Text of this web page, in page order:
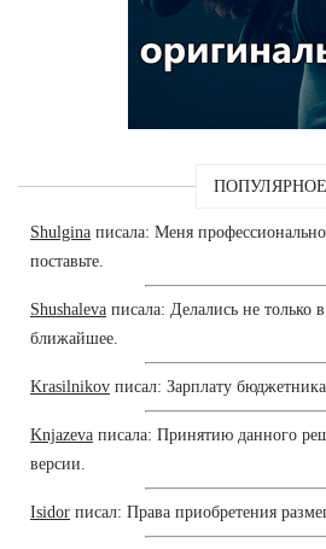
ПОПУЛЯРНОЕ
Shulgina писала: Меня
поставьте.
Shushaleva писала: Делались не только
ближайшее.
Krasilnikov писал: Зарплату
Knjazeva писала: Принятию данного
версии.
Isidor писал: Права приобретения